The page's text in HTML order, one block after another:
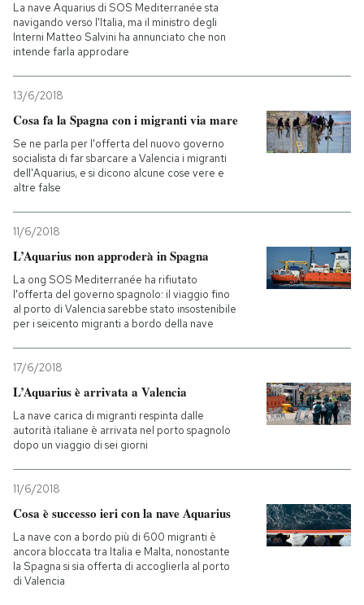
I MIEI PREFERITI
SHOP
CALENDARIO
AREA PERSONALE
La nave Aquarius di SOS Mediterranée sta
navigando verso l'Italia, ma il ministro degli
Interni Matteo Salvini ha annunciato che non
intende farla approdare
13/6/2018
Cosa fa la Spagna con i migranti via mare
Se ne parla per l'offerta del nuovo governo
socialista di far sbarcare a Valencia i migranti
dell'Aquarius, e si dicono alcune cose vere e
altre false
11/6/2018
L’Aquarius non approderà in Spagna
La ong SOS Mediterranée ha rifiutato
l'offerta del governo spagnolo: il viaggio fino
al porto di Valencia sarebbe stato insostenibile
per i seicento migranti a bordo della nave
17/6/2018
L’Aquarius è arrivata a Valencia
La nave carica di migranti respinta dalle
autorità italiane è arrivata nel porto spagnolo
dopo un viaggio di sei giorni
11/6/2018
Cosa è successo ieri con la nave Aquarius
La nave con a bordo più di 600 migranti è
ancora bloccata tra Italia e Malta, nonostante
la Spagna si sia offerta di accoglierla al porto
di Valencia